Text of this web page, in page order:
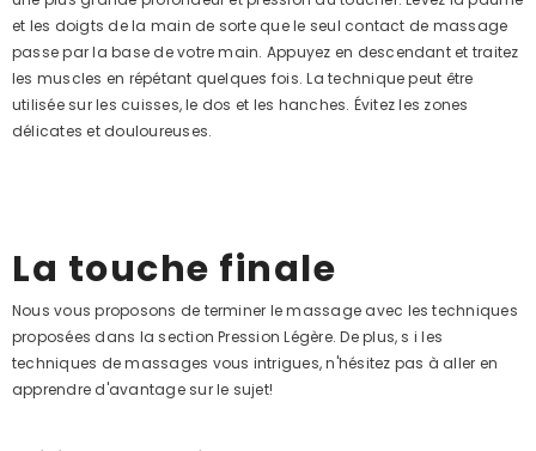
et les doigts de la main de sorte que le seul contact de massage
passe par la base de votre main. Appuyez en descendant et traitez
les muscles en répétant quelques fois. La technique peut être
utilisée sur les cuisses, le dos et les hanches. Évitez les zones
délicates et douloureuses.
La touche finale
Nous vous proposons de terminer le massage avec les techniques
proposées dans la section Pression Légère. De plus, s i les
techniques de massages vous intrigues, n'hésitez pas à aller en
apprendre d'avantage sur le sujet!